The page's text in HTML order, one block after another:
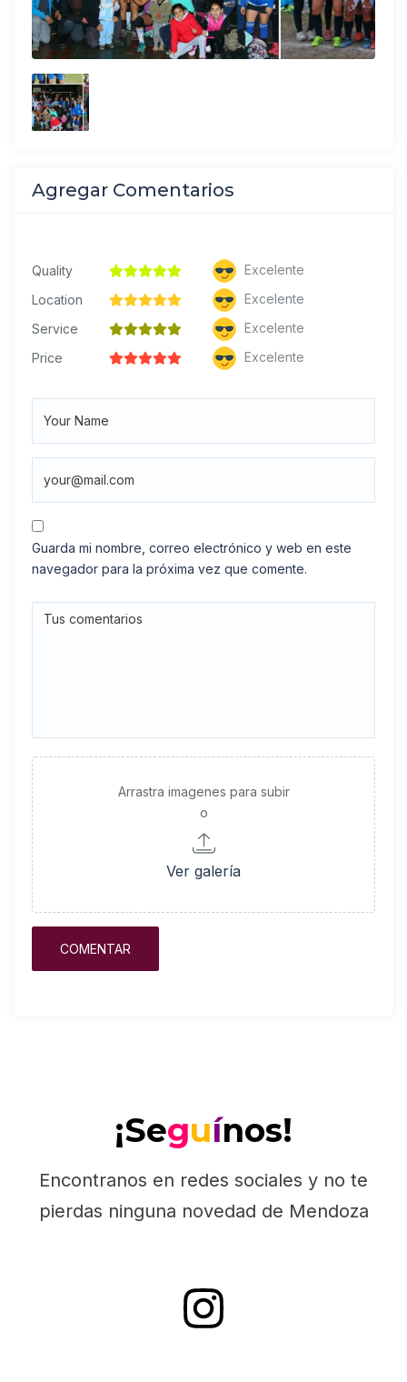
Agregar Comentarios
Quality
Excelente
Location
Excelente
Service
Excelente
Price
Excelente
Guarda mi nombre, correo electrónico y web en este
navegador para la próxima vez que comente.
Arrastra imagenes para subir
o
Ver galería
¡Seguínos!
Encontranos en redes sociales y no te
pierdas ninguna novedad de Mendoza